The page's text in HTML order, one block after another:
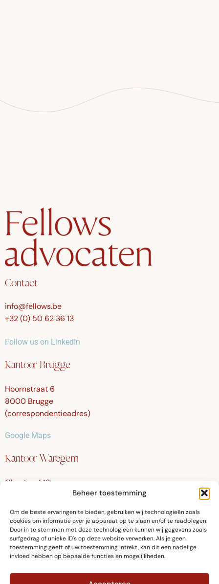
Beheer toestemming
Om de beste ervaringen te bieden, gebruiken wij technologieën zoals
cookies om informatie over je apparaat op te slaan en/of te raadplegen.
Door in te stemmen met deze technologieën kunnen wij gegevens zoals
surfgedrag of unieke ID's op deze website verwerken. Als je geen
toestemming geeft of uw toestemming intrekt, kan dit een nadelige
invloed hebben op bepaalde functies en mogelijkheden.
Contact
info@fellows.be
+32 (0) 50 62 36 13
Follow us on LinkedIn
Kantoor Brugge
Hoornstraat 6
8000 Brugge
(correspondentieadres)
Google Maps
Kantoor Waregem
Olmstraat 12
Google Maps
© Fellows Advocaten 2024